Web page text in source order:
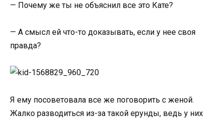
— Почему же ты не объяснил все это Кате?
— А смысл ей что-то доказывать, если у нее своя
правда?
Я ему посоветовала все же поговорить с женой.
Жалко разводиться из-за такой ерунды, ведь у них